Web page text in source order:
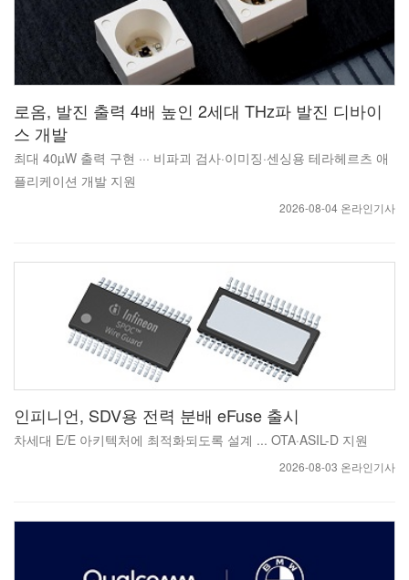
로옴, 발진 출력 4배 높인 2세대 THz파 발진 디바이
스 개발
최대 40µW 출력 구현 ··· 비파괴 검사·이미징·센싱용 테라헤르츠 애
플리케이션 개발 지원
2026-08-04 온라인기사
인피니언, SDV용 전력 분배 eFuse 출시
차세대 E/E 아키텍처에 최적화되도록 설계 ... OTA·ASIL-D 지원
2026-08-03 온라인기사